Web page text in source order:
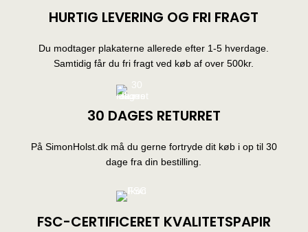
HURTIG LEVERING OG FRI FRAGT
Du modtager plakaterne allerede efter 1-5 hverdage.
Samtidig får du fri fragt ved køb af over 500kr.
30 DAGES RETURRET
På SimonHolst.dk må du gerne fortryde dit køb i op til 30
dage fra din bestilling.
FSC-CERTIFICERET KVALITETSPAPIR